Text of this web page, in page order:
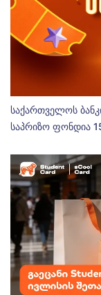
საქართველოს
საპრიზო ფონდია